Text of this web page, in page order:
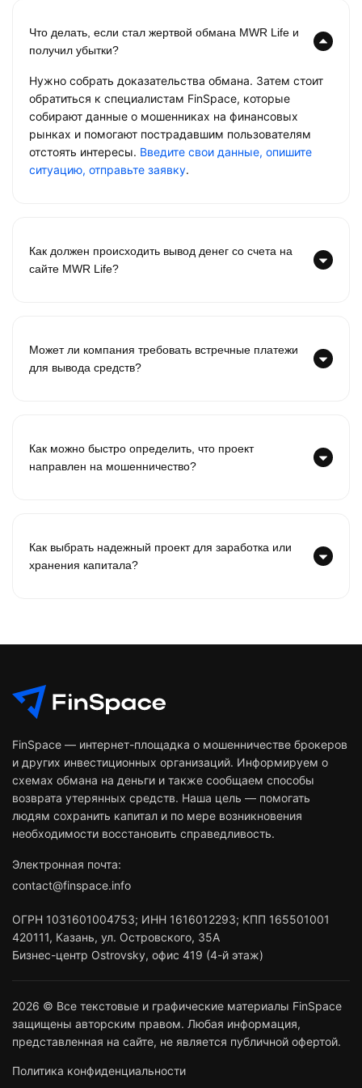
Что делать, если стал жертвой обмана MWR Life и
получил убытки?
Нужно собрать доказательства обмана. Затем стоит
обратиться к специалистам FinSpace, которые
собирают данные о мошенниках на финансовых
рынках и помогают пострадавшим пользователям
отстоять интересы. Введите свои данные, опишите
ситуацию, отправьте заявку.
Как должен происходить вывод денег со счета на
сайте MWR Life?
Может ли компания требовать встречные платежи
для вывода средств?
Как можно быстро определить, что проект
направлен на мошенничество?
Как выбрать надежный проект для заработка или
хранения капитала?
FinSpace — интернет-площадка о мошенничестве брокеров
и других инвестиционных организаций. Информируем о
схемах обмана на деньги и также сообщаем способы
возврата утерянных средств. Наша цель — помогать
людям сохранить капитал и по мере возникновения
необходимости восстановить справедливость.
Электронная почта:
contact@finspace.info
ОГРН 1031601004753; ИНН 1616012293; КПП 165501001
420111, Казань, ул. Островского, 35А
Бизнес-центр Ostrovsky, офис 419 (4-й этаж)
2026 © Все текстовые и графические материалы FinSpace
защищены авторским правом. Любая информация,
представленная на сайте, не является публичной офертой.
Политика конфиденциальности